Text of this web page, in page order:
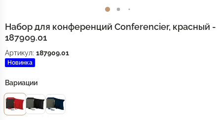
Набор для конференций Conferencier, красный -
187909.01
Артикул: 187909.01
Новинка
Вариации